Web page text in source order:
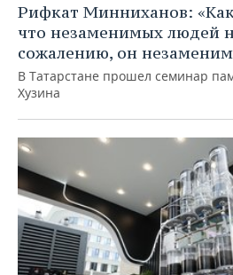
Рифкат Минниханов:
что незаменимых людей
сожалению, он
В Татарстане прошел семинар
Хузина